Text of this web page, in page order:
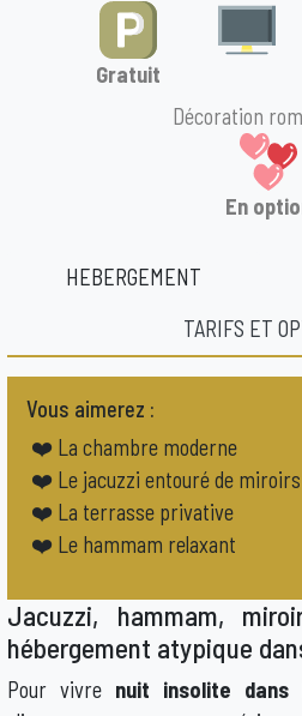
Gratuit
Décoration
En
HEBERGEMENT
TARIFS ET
Vous aimerez :
❤️ La chambre moderne
❤️ Le jacuzzi entouré de miroirs
❤️ La terrasse privative
❤️ Le hammam relaxant
Jacuzzi, hammam,
hébergement atypique
Pour vivre nuit insolite dans